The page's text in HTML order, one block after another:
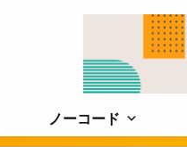
ノーコード